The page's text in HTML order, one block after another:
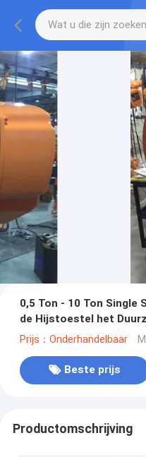
0,5 Ton - 10 Ton Single
de Hijstoestel het
Prijs：Onderhandelbaar
Beste prijs
Productomschrijving